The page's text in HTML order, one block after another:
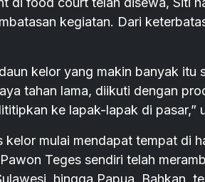
kegiatan. Dari
kelor yang makin banyak itu
tahan lama, diikuti dengan
ke lapak-lapak di pasar,”
mulai mendapat tempat di
Teges sendiri telah
hingga Papua. Bahkan,